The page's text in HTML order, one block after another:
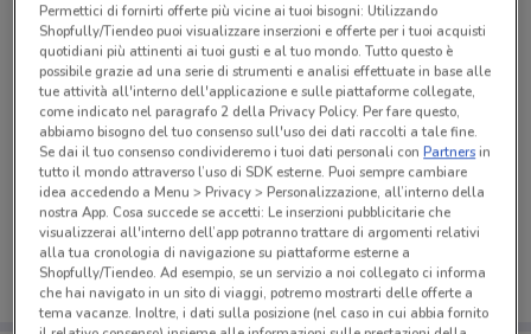
Ci dispiace, al momento non abbiamo pubblicato
volantini nella tua zona. Riprova più tardi.
Permettici di fornirti offerte più vicine ai tuoi bisogni: Utilizzando
Shopfully/Tiendeo puoi visualizzare inserzioni e offerte per i tuoi acquisti
quotidiani più attinenti ai tuoi gusti e al tuo mondo. Tutto questo è
possibile grazie ad una serie di strumenti e analisi effettuate in base alle
tue attività all'interno dell'applicazione e sulle piattaforme collegate,
come indicato nel paragrafo 2 della Privacy Policy. Per fare questo,
abbiamo bisogno del tuo consenso sull'uso dei dati raccolti a tale fine.
Se dai il tuo consenso condivideremo i tuoi dati personali conPartnersin
tutto il mondo attraverso l’uso di SDK esterne. Puoi sempre cambiare
idea accedendo a Menu > Privacy > Personalizzazione, all’interno della
nostra App. Cosa succede se accetti: Le inserzioni pubblicitarie che
visualizzerai all'interno dell’app potranno trattare di argomenti relativi
alla tua cronologia di navigazione su piattaforme esterne a
Shopfully/Tiendeo. Ad esempio, se un servizio a noi collegato ci informa
che hai navigato in un sito di viaggi, potremo mostrarti delle offerte a
tema vacanze. Inoltre, i dati sulla posizione (nel caso in cui abbia fornito